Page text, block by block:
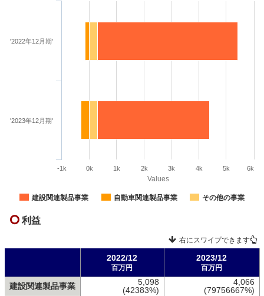
Values
建設関連製品事業 自動車関連製品事業 その他の事業
'2022年12月期'
'2023年12月期'
-1k 0k 1k 2k 3k 4k 5k 6k
利益
右にスワイプできます
2022/12
百万円
2023/12
百万円
建設関連製品事業
5,098
(42383%)
4,066
(79756667%)